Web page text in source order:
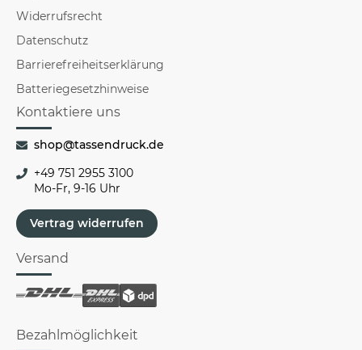
Widerrufsrecht
Datenschutz
Barrierefreiheitserklärung
Batteriegesetzhinweise
Kontaktiere uns
shop@tassendruck.de
+49 751 2955 3100
Mo-Fr, 9-16 Uhr
Vertrag widerrufen
Versand
Bezahlmöglichkeit